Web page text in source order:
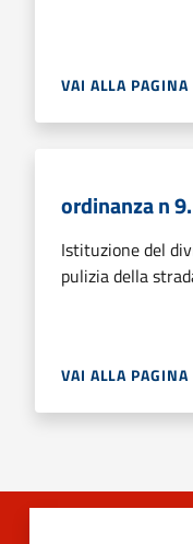
VAI ALLA PAGINA
ordinanza n
Istituzione del
pulizia della
VAI ALLA PAGINA